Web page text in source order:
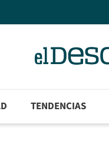
TENDENCIAS